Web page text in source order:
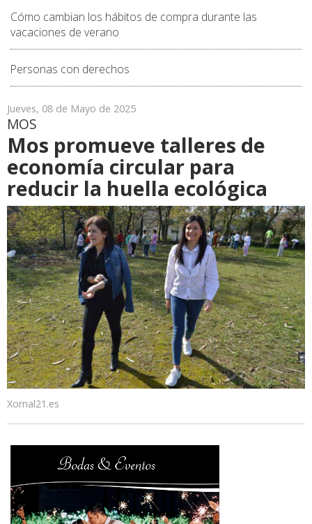
Cómo cambian los hábitos de compra durante las
vacaciones de verano
Personas con derechos
Jueves, 08 de Mayo de 2025
MOS
Mos promueve talleres de
economía circular para
reducir la huella ecológica
Xornal21.es